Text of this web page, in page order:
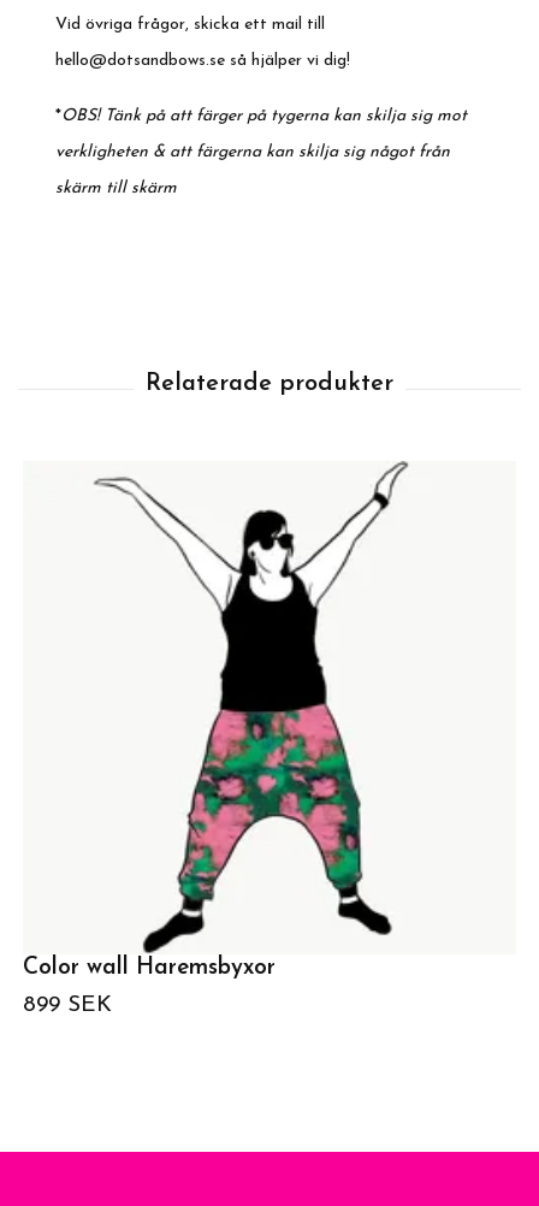
Vid övriga frågor, skicka ett mail till
hello@dotsandbows.se så hjälper vi dig!
*OBS! Tänk på att färger på tygerna kan skilja sig mot
verkligheten & att färgerna kan skilja sig något från
skärm till skärm
Color wall Haremsbyxor
899 SEK